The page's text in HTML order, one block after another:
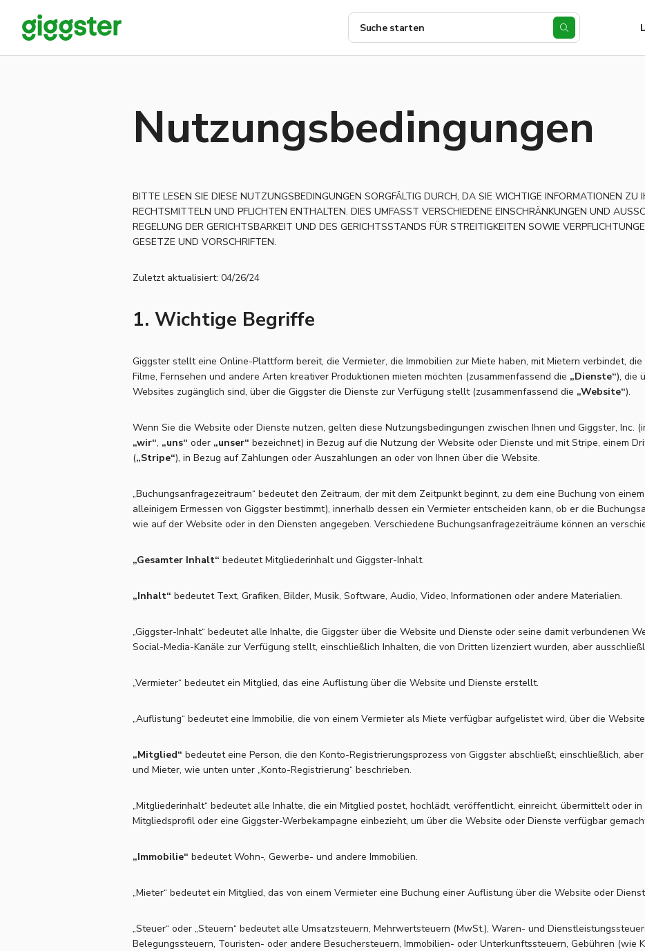
Suche starten
Nutzungsbedingungen
BITTE LESEN SIE DIESE NUTZUNGSBEDINGUNGEN SORGFÄLTIG DURCH, DA SIE WICHTIGE INFORMATIONEN ZU
RECHTSMITTELN UND PFLICHTEN ENTHALTEN. DIES UMFASST VERSCHIEDENE EINSCHRÄNKUNGEN UND
REGELUNG DER GERICHTSBARKEIT UND DES GERICHTSSTANDS FÜR STREITIGKEITEN SOWIE
GESETZE UND VORSCHRIFTEN.
Zuletzt aktualisiert: 04/26/24
1. Wichtige Begriffe
Giggster stellt eine Online-Plattform bereit, die Vermieter, die Immobilien zur Miete haben, mit Mietern verbindet,
Filme, Fernsehen und andere Arten kreativer Produktionen mieten möchten (zusammenfassend die „Dienste“), die
Websites zugänglich sind, über die Giggster die Dienste zur Verfügung stellt (zusammenfassend die „Website“).
Wenn Sie die Website oder Dienste nutzen, gelten diese Nutzungsbedingungen zwischen Ihnen und Giggster, Inc.
„wir“, „uns“ oder „unser“ bezeichnet) in Bezug auf die Nutzung der Website oder Dienste und mit Stripe, einem
(„Stripe“), in Bezug auf Zahlungen oder Auszahlungen an oder von Ihnen über die Website.
„Buchungsanfragezeitraum“ bedeutet den Zeitraum, der mit dem Zeitpunkt beginnt, zu dem eine Buchung von
alleinigem Ermessen von Giggster bestimmt), innerhalb dessen ein Vermieter entscheiden kann, ob er die
wie auf der Website oder in den Diensten angegeben. Verschiedene Buchungsanfragezeiträume können an
„Gesamter Inhalt“ bedeutet Mitgliederinhalt und Giggster-Inhalt.
„Inhalt“ bedeutet Text, Grafiken, Bilder, Musik, Software, Audio, Video, Informationen oder andere Materialien.
„Giggster-Inhalt“ bedeutet alle Inhalte, die Giggster über die Website und Dienste oder seine damit verbundenen
Social-Media-Kanäle zur Verfügung stellt, einschließlich Inhalten, die von Dritten lizenziert wurden, aber
„Vermieter“ bedeutet ein Mitglied, das eine Auflistung über die Website und Dienste erstellt.
„Auflistung“ bedeutet eine Immobilie, die von einem Vermieter als Miete verfügbar aufgelistet wird, über die
„Mitglied“ bedeutet eine Person, die den Konto-Registrierungsprozess von Giggster abschließt, einschließlich,
und Mieter, wie unten unter „Konto-Registrierung“ beschrieben.
„Mitgliederinhalt“ bedeutet alle Inhalte, die ein Mitglied postet, hochlädt, veröffentlicht, einreicht, übermittelt oder
Mitgliedsprofil oder eine Giggster-Werbekampagne einbezieht, um über die Website oder Dienste verfügbar
„Immobilie“ bedeutet Wohn-, Gewerbe- und andere Immobilien.
„Mieter“ bedeutet ein Mitglied, das von einem Vermieter eine Buchung einer Auflistung über die Website oder
„Steuer“ oder „Steuern“ bedeutet alle Umsatzsteuern, Mehrwertsteuern (MwSt.), Waren- und
Belegungssteuern, Touristen- oder andere Besuchersteuern, Immobilien- oder Unterkunftssteuern, Gebühren (wie